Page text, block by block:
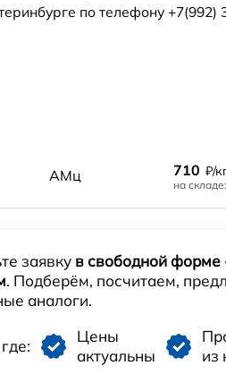
по телефону +7(992)
АМц 710 ₽/
на складе:
заявку в свободной форме
. Подберём, посчитаем,
аналоги.
где:
Цены
актуальны
из